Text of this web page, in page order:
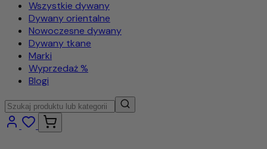
Wszystkie dywany
Dywany orientalne
Nowoczesne dywany
Dywany tkane
Marki
Wyprzedaż %
Blogi